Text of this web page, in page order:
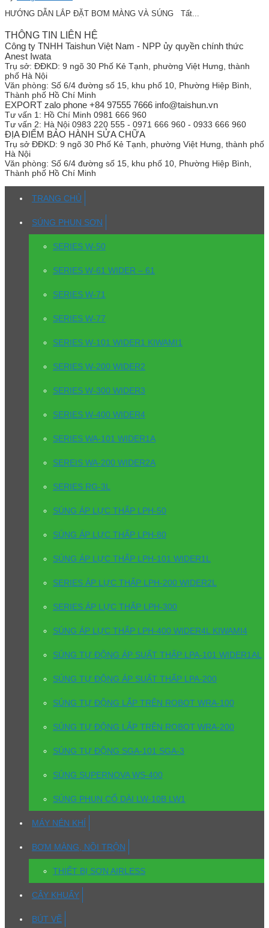
HƯỚNG DẪN LẮP ĐẶT BƠM MÀNG VÀ SÚNG Tất...
THÔNG TIN LIÊN HỆ
Công ty TNHH Taishun Việt Nam - NPP ủy quyền chính thức
Anest Iwata
Trụ sở: ĐĐKD: 9 ngõ 30 Phố Kẻ Tạnh, phường Việt Hưng, thành
phố Hà Nội
Văn phòng: Số 6/4 đường số 15, khu phố 10, Phường Hiệp Bình,
Thành phố Hồ Chí Minh
EXPORT zalo phone +84 97555 7666 info@taishun.vn
Tư vấn 1: Hồ Chí Minh 0981 666 960
Tư vấn 2: Hà Nội 0983 220 555 - 0971 666 960 - 0933 666 960
ĐỊA ĐIỂM BẢO HÀNH SỬA CHỮA
Trụ sở ĐĐKD: 9 ngõ 30 Phố Kẻ Tạnh, phường Việt Hưng, thành phố
Hà Nội
Văn phòng: Số 6/4 đường số 15, khu phố 10, Phường Hiệp Bình,
Thành phố Hồ Chí Minh
TRANG CHỦ
SÚNG PHUN SƠN
SERIES W-50
SERIES W-61 WIDER – 61
SERIES W-71
SERIES W-77
SERIES W-101 WIDER1 KIWAMI1
SERIES W-200 WIDER2
SERIES W-300 WIDER3
SERIES W-400 WIDER4
SERIES WA-101 WIDER1A
SEREIS WA-200 WIDER2A
SERIES RG-3L
SÚNG ÁP LỰC THẤP LPH-50
SÚNG ÁP LỰC THẤP LPH-80
SÚNG ÁP LỰC THẤP LPH-101 WIDER1L
SERIES ÁP LỰC THẤP LPH-200 WIDER2L
SERIES ÁP LỰC THẤP LPH-300
SÚNG ÁP LỰC THẤP LPH-400 WIDER4L KIWAMI4
SÚNG TỰ ĐỘNG ÁP SUẤT THẤP LPA-101 WIDER1AL
SÚNG TỰ ĐỘNG ÁP SUẤT THẤP LPA-200
SÚNG TỰ ĐỘNG LẮP TRÊN ROBOT WRA-100
SÚNG TỰ ĐỘNG LẮP TRÊN ROBOT WRA-200
SÚNG TỰ ĐỘNG SGA-101 SGA-3
SÚNG SUPERNOVA WS-400
SÚNG PHUN CỔ DÀI LW-10B LW1
MÁY NÉN KHÍ
BƠM MÀNG, NỒI TRỘN
THIẾT BỊ SƠN AIRLESS
CÂY KHUẤY
BÚT VẼ